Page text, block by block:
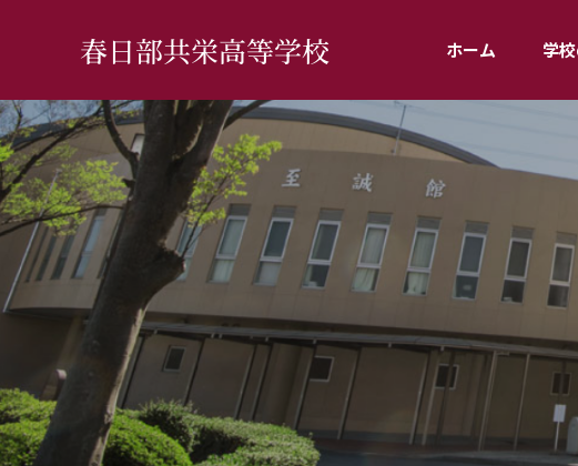
春日部共栄高等学校 ホーム 学